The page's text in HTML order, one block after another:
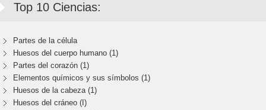
Top 10 Ciencias:
Partes de la célula
Huesos del cuerpo humano (1)
Partes del corazón (1)
Elementos químicos y sus símbolos (1)
Huesos de la cabeza (1)
Huesos del cráneo (I)